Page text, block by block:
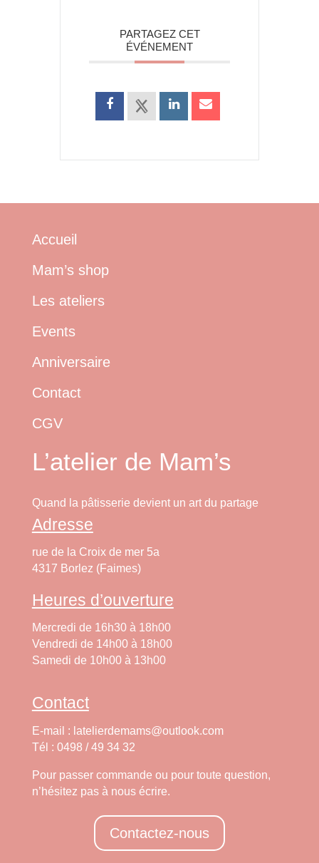
PARTAGEZ CET
ÉVÉNEMENT
Accueil
Mam’s shop
Les ateliers
Events
Anniversaire
Contact
CGV
L’atelier de Mam’s
Quand la pâtisserie devient un art du partage
Adresse
rue de la Croix de mer 5a
4317 Borlez (Faimes)
Heures d’ouverture
Mercredi de 16h30 à 18h00
Vendredi de 14h00 à 18h00
Samedi de 10h00 à 13h00
Contact
E-mail : latelierdemams@outlook.com
Tél : 0498 / 49 34 32
Pour passer commande ou pour toute question,
n’hésitez pas à nous écrire.
Contactez-nous